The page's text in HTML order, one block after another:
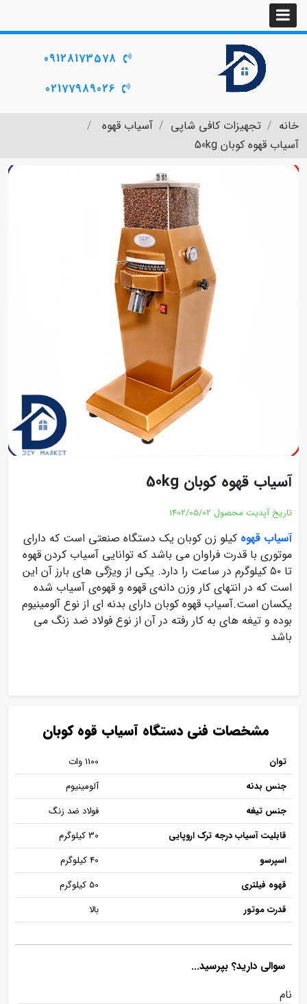
09128173578
02177989026
خانه تجهیزات کافی شاپی
آسیاب قهوه
آسیاب قهوه کوبان 50kg
آسیاب قهوه کوبان 50kg
تاریخ آپدیت محصول 1402/05/02
آسیاب قهوه کیلو زن کوبان یک دستگاه صنعتی است که دارای
موتوری با قدرت فراوان می باشد که توانایی آسیاب کردن قهوه
تا ۵۰ کیلوگرم در ساعت را دارد. یکی از ویژگی های بارز آن این
است که در انتهای کار وزن دانه‌ی قهوه و قهوه‌ی آسیاب شده
یکسان است.آسیاب قهوه کوبان دارای بدنه ای از نوع آلومینیوم
بوده و تیغه های به کار رفته در آن از نوع فولاد ضد زنگ می
باشد
مشخصات فنی دستگاه آسیاب قوه کوبان
توان
1100 وات
جنس بدنه
آلومینیوم
جنس تیغه
فولاد ضد زنگ
قابلیت آسیاب درجه ترک اروپایی
30 کیلوگرم
اسپرسو
40 کیلوگرم
قهوه فیلتری
50 کیلوگرم
قدرت موتور
بالا
سوالی دارید؟ بپرسید...
نام